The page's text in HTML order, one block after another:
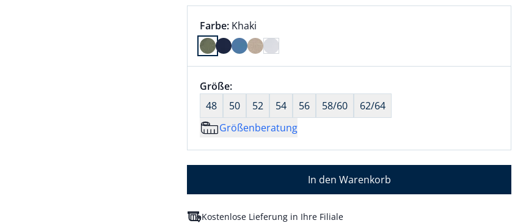
Farbauswahl:
Farbe: aktuell ausgewählt:
Khaki
Farbe Khaki ausgewählt
Größenauswahl:
Größe:nichts ausgewählt
48
50 52 54 56 58/60
62/64
Größenberatung
In den Warenkorb
Kostenlose Lieferung in Ihre Filiale